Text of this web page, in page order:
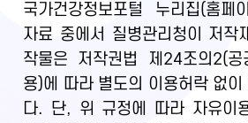
국가건강정보포털 누리집(홈페
자료 중에서 질병관리청이 저작
작물은 저작권법 제24조의2(공
용)에 따라 별도의 이용허락 없이
다. 단, 위 규정에 따라 자유이